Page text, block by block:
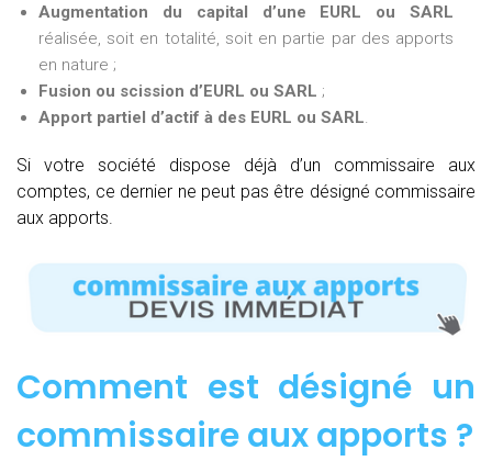
Augmentation du capital d’une EURL ou SARL
réalisée, soit en totalité, soit en partie par des apports
en nature ;
Fusion ou scission d’EURL ou SARL ;
Apport partiel d’actif à des EURL ou SARL.
Si votre société dispose déjà d’un commissaire aux
comptes, ce dernier ne peut pas être désigné commissaire
aux apports.
Comment est désigné un
commissaire aux apports ?